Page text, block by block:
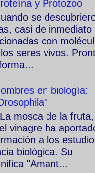
y Protozoo
se
casi de inmediato
con
seres vivos.
en biología:
La mosca de la
vinagre ha
a los
biológica. Su
"Amant...